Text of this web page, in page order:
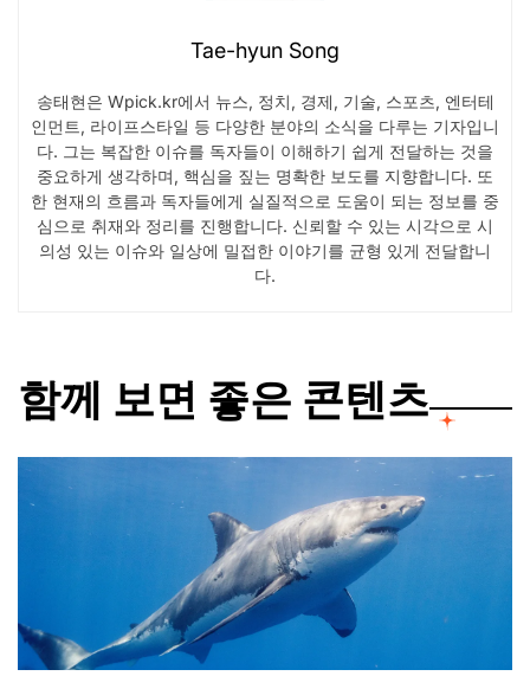
Tae-hyun Song
송태현은 Wpick.kr에서 뉴스, 정치, 경제, 기술, 스포츠, 엔터테
인먼트, 라이프스타일 등 다양한 분야의 소식을 다루는 기자입니
다. 그는 복잡한 이슈를 독자들이 이해하기 쉽게 전달하는 것을
중요하게 생각하며, 핵심을 짚는 명확한 보도를 지향합니다. 또
한 현재의 흐름과 독자들에게 실질적으로 도움이 되는 정보를 중
심으로 취재와 정리를 진행합니다. 신뢰할 수 있는 시각으로 시
의성 있는 이슈와 일상에 밀접한 이야기를 균형 있게 전달합니
다.
함께 보면 좋은 콘텐츠